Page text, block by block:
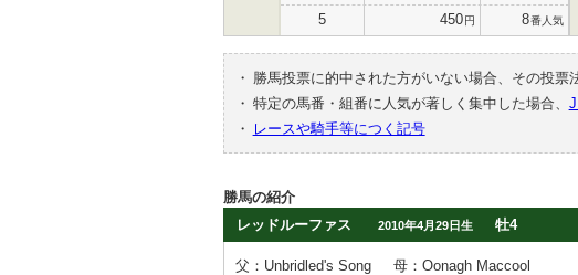
5 450円 8番人気
・ 勝馬投票に的中された方がいない場合、その投票
・ 特定の馬番・組番に人気が著しく集中した場合、
・
レースや騎手等につく記号
勝馬の紹介
レッドルーファス
2010年4月29日生 牡4
父：Unbridled's Song
母：Oonagh Maccool